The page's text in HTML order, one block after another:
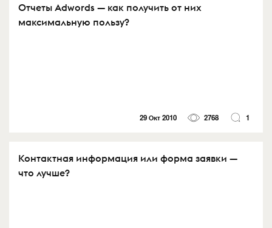
Отчеты Adwords — как получить от них
максимальную пользу?
29 Окт 2010 2768 1
Контактная информация или форма заявки —
что лучше?